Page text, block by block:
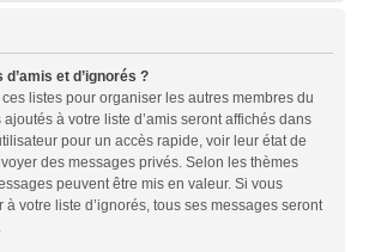
et d’ignorés ?
listes pour organiser les autres membres du
à votre liste d’amis seront affichés dans
pour un accès rapide, voir leur état de
des messages privés. Selon les thèmes
peuvent être mis en valeur. Si vous
votre liste d’ignorés, tous ses messages seront